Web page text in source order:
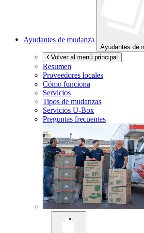
Ayudantes de mudanza
Ayudantes de
Volver al menú principal
Resumen
Proveedores locales
Cómo funciona
Servicios
Tipos de mudanzas
Servicios U-Box
Preguntas frecuentes